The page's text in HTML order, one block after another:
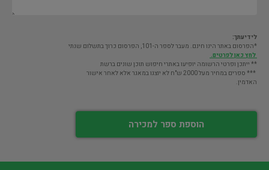
לידיעתך:
*הפרסום באתר הינו חינם. מעבר לספר ה-101, הפרסום כרוך בתשלום שנתי
לחץ כאן לפרטים.
** ייתכן ופרטי הרשומה יופיעו באתרי חיפוש תוכן שונים ברשת
*** ספרים במחיר מעל 2000 ש"ח לא יוצגו במאגר אלא לאחר אישור
האדמין.
הוספת ספר למכירה